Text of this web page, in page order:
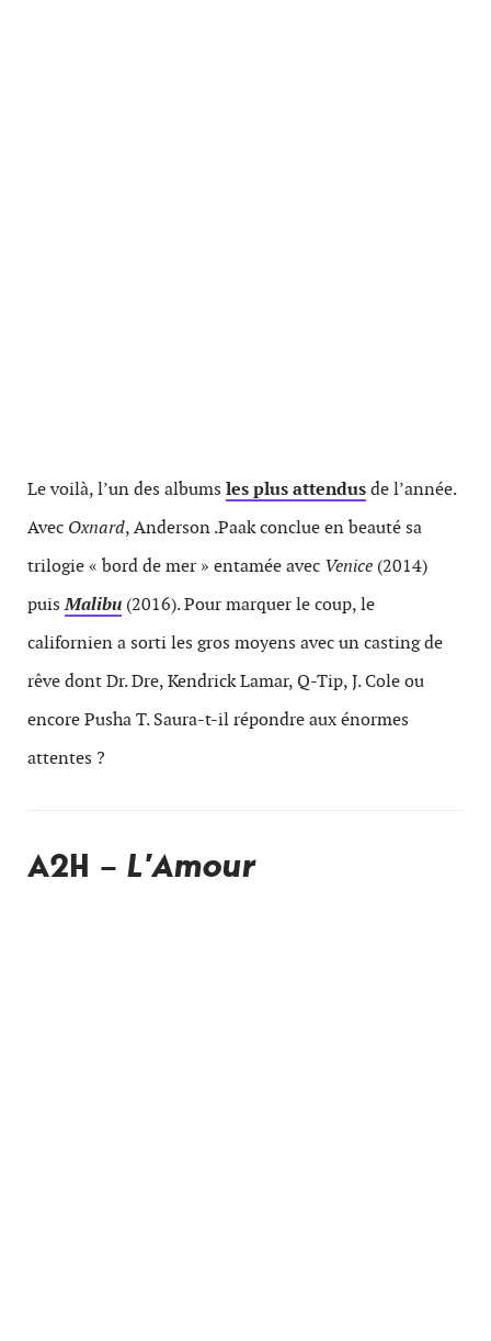
Le voilà, l’un des albums les plus attendusde l’année.
Avec Oxnard, Anderson .Paak conclue en beauté sa
trilogie « bord de mer » entamée avec Venice (2014)
puisMalibu (2016). Pour marquer le coup, le
californien a sorti les gros moyens avec un casting de
rêve dont Dr. Dre, Kendrick Lamar, Q-Tip, J. Cole ou
encore Pusha T. Saura-t-il répondre aux énormes
attentes ?
A2H – L’Amour